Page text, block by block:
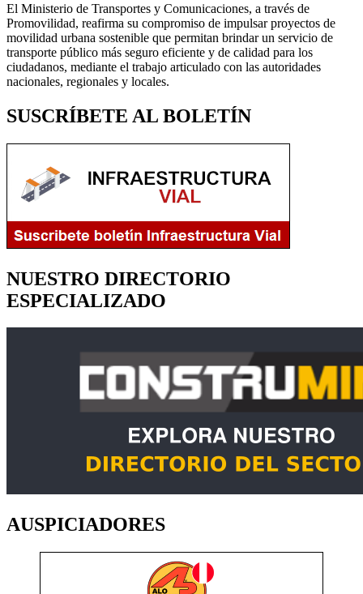
El Ministerio de Transportes y Comunicaciones, a través de
Promovilidad, reafirma su compromiso de impulsar proyectos de
movilidad urbana sostenible que permitan brindar un servicio de
transporte público más seguro eficiente y de calidad para los
ciudadanos, mediante el trabajo articulado con las autoridades
nacionales, regionales y locales.
SUSCRÍBETE AL BOLETÍN
NUESTRO DIRECTORIO
ESPECIALIZADO
AUSPICIADORES